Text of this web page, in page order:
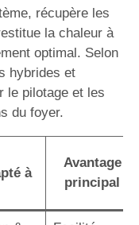
récupère les
la chaleur à
optimal. Selon
hybrides et
le pilotage et les
du foyer.
à
Avantage
principal